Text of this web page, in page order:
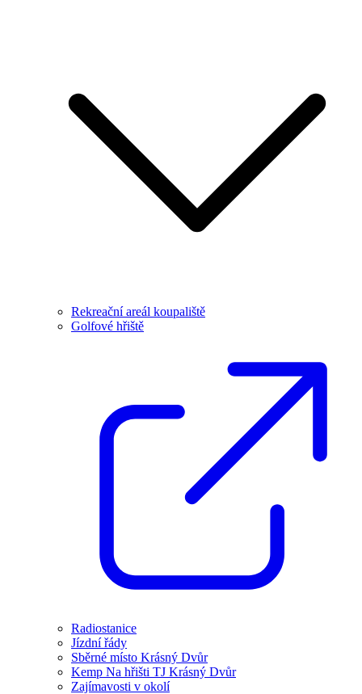
Rekreační areál koupaliště
Golfové hřiště
Radiostanice
Jízdní řády
Sběrné místo Krásný Dvůr
Kemp Na hřišti TJ Krásný Dvůr
Zajímavosti v okolí